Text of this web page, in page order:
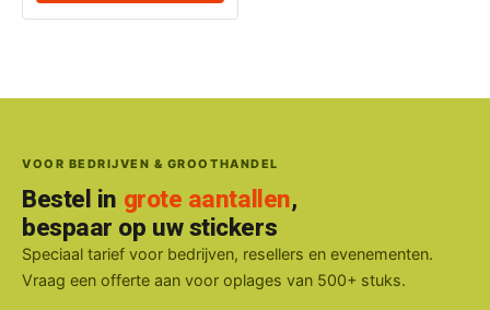
VOOR BEDRIJVEN & GROOTHANDEL
Bestel in grote aantallen,
bespaar op uw stickers
Speciaal tarief voor bedrijven, resellers en evenementen.
Vraag een offerte aan voor oplages van 500+ stuks.